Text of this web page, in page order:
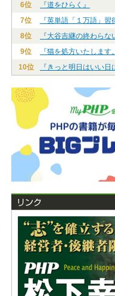
6位
『道をひらく』
7位
『英単語「１万語」習
8位
『大谷吉継の終わらな
9位
『猫を処方いたします
10位
『きっと明日はいい日